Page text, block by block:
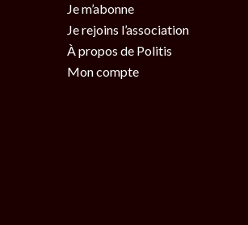
Je m’abonne
Je rejoins l’association
À propos de Politis
Mon compte